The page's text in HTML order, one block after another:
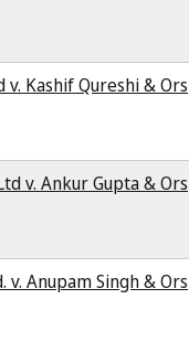
Kashif Qureshi & Ors
v. Ankur Gupta & Ors
Anupam Singh & Ors